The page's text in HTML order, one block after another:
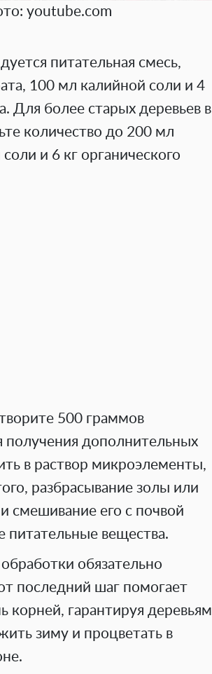
youtube.com
питательная смесь,
100 мл калийной соли и 4
Для более старых деревьев в
количество до 200 мл
и 6 кг органического
500 граммов
дополнительных
в раствор микроэлементы,
разбрасывание золы или
смешивание его с почвой
вещества.
обязательно
последний шаг помогает
корней, гарантируя деревьям
зиму и процветать в